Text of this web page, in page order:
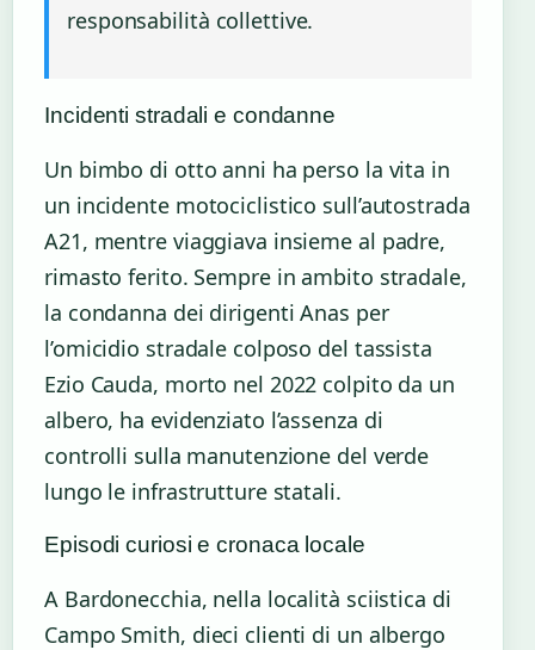
responsabilità collettive.
Incidenti stradali e condanne
Un bimbo di otto anni ha perso la vita in
un incidente motociclistico sull’autostrada
A21, mentre viaggiava insieme al padre,
rimasto ferito. Sempre in ambito stradale,
la condanna dei dirigenti Anas per
l’omicidio stradale colposo del tassista
Ezio Cauda, morto nel 2022 colpito da un
albero, ha evidenziato l’assenza di
controlli sulla manutenzione del verde
lungo le infrastrutture statali.
Episodi curiosi e cronaca locale
A Bardonecchia, nella località sciistica di
Campo Smith, dieci clienti di un albergo